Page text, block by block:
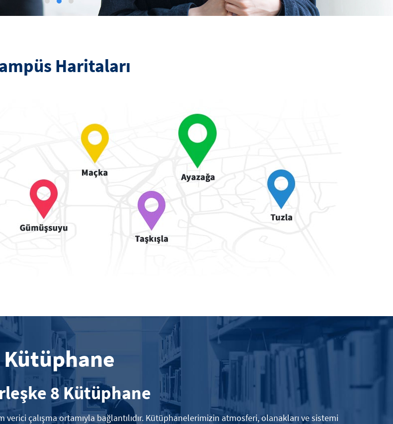
Haritaları
Kütüphane
8 Kütüphane
çalışma ortamıyla bağlantılıdır. Kütüphanelerimizin atmosferi, olanakları ve sistemi